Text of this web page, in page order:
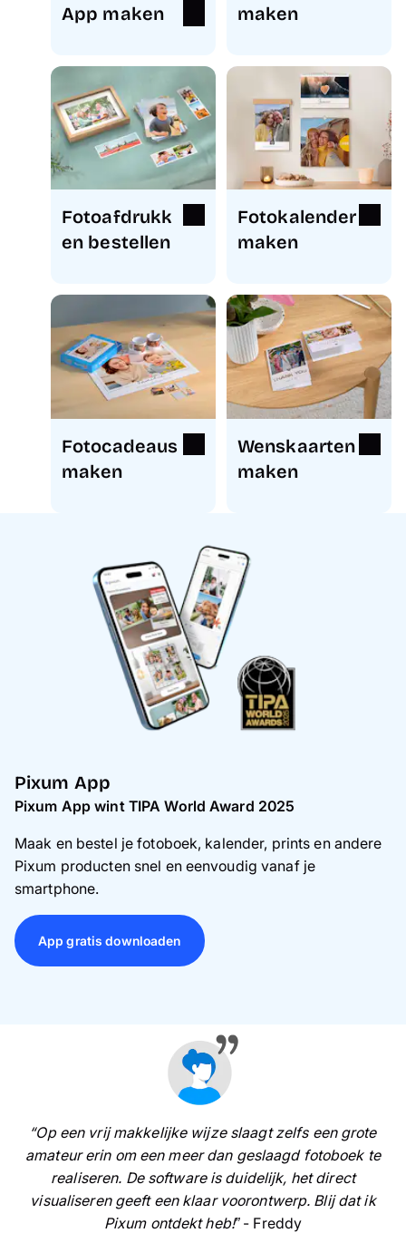
App maken
maken
Fotoafdrukk
en bestellen
Fotokalender
maken
Fotocadeaus
maken
Wenskaarten
maken
Pixum App
Pixum App wint TIPA World Award 2025
Maak en bestel je fotoboek, kalender, prints en andere
Pixum producten snel en eenvoudig vanaf je
smartphone.
App gratis downloaden
“Op een vrij makkelijke wijze slaagt zelfs een grote
amateur erin om een meer dan geslaagd fotoboek te
realiseren. De software is duidelijk, het direct
visualiseren geeft een klaar voorontwerp. Blij dat ik
Pixum ontdekt heb!”- Freddy